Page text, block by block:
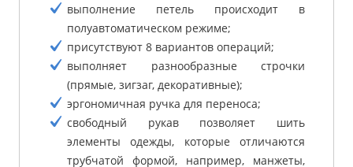
выполнение петель происходит в
полуавтоматическом режиме;
присутствуют 8 вариантов операций;
выполняет разнообразные строчки
(прямые, зигзаг, декоративные);
эргономичная ручка для переноса;
свободный рукав позволяет шить
элементы одежды, которые отличаются
трубчатой формой, например, манжеты,